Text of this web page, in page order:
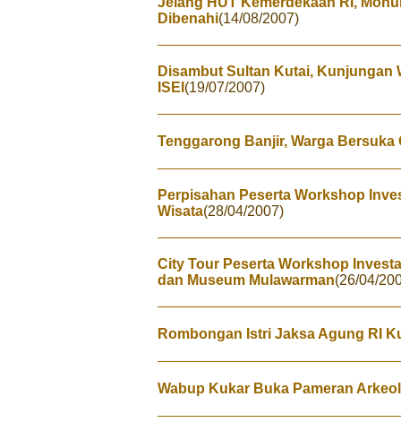
Dibenahi(14/08/2007)
Disambut Sultan Kutai, Kunjungan
ISEI (19/07/2007)
Tenggarong Banjir, Warga Bersuka
Perpisahan Peserta Workshop
Wisata(28/04/2007)
City Tour Peserta Workshop
dan Museum Mulawarman(26/04/
Rombongan Istri Jaksa Agung RI
Wabup Kukar Buka Pameran